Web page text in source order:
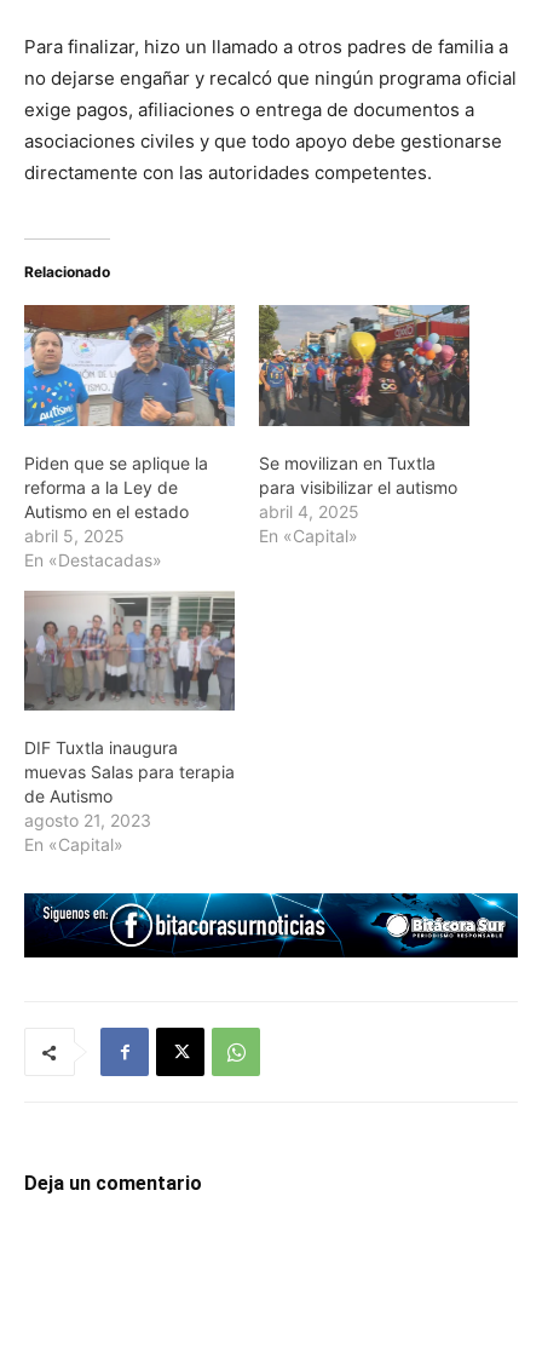
Para finalizar, hizo un llamado a otros padres de familia a
no dejarse engañar y recalcó que ningún programa oficial
exige pagos, afiliaciones o entrega de documentos a
asociaciones civiles y que todo apoyo debe gestionarse
directamente con las autoridades competentes.
Relacionado
Piden que se aplique la
reforma a la Ley de
Autismo en el estado
abril 5, 2025
En «Destacadas»
Se movilizan en Tuxtla
para visibilizar el autismo
abril 4, 2025
En «Capital»
DIF Tuxtla inaugura
muevas Salas para terapia
de Autismo
agosto 21, 2023
En «Capital»
Deja un comentario